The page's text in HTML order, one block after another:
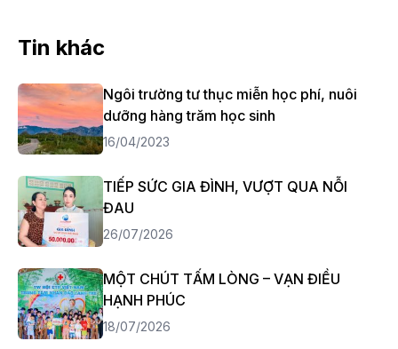
Tin khác
Ngôi trường tư thục miễn học phí, nuôi
dưỡng hàng trăm học sinh
16/04/2023
TIẾP SỨC GIA ĐÌNH, VƯỢT QUA NỖI
ĐAU
26/07/2026
MỘT CHÚT TẤM LÒNG – VẠN ĐIỀU
HẠNH PHÚC
18/07/2026